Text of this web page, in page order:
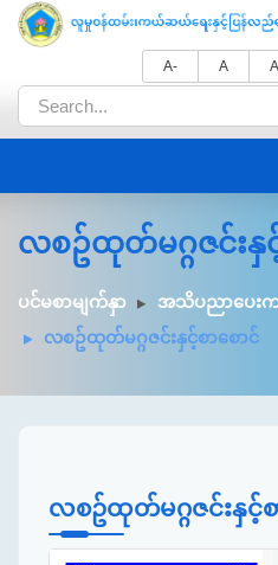
A- A
လစဥ်ထုတ်မဂ္ဂဇင်းနှ
ပင်မစာမျက်နှာ
အသိပညာပေး
လစဥ်ထုတ်မဂ္ဂဇင်းနှင့်စာစောင်
လစဥ်ထုတ်မဂ္ဂဇင်းနှင့်စ